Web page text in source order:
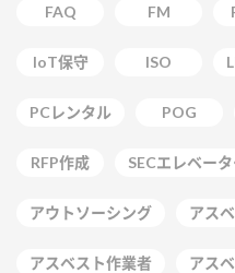
FAQ FM
IoT保守 ISO
PCレンタル POG
RFP作成 SECエレベー
アウトソーシング アス
アスベスト作業者 アス